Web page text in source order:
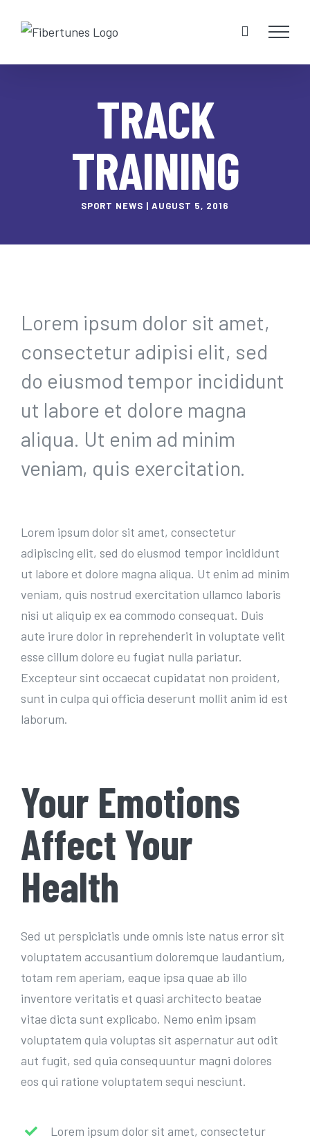
TRACK
TRAINING
SPORT NEWS | AUGUST 5, 2016
Lorem ipsum dolor sit amet,
consectetur adipisi elit, sed
do eiusmod tempor incididunt
ut labore et dolore magna
aliqua. Ut enim ad minim
veniam, quis exercitation.
Lorem ipsum dolor sit amet, consectetur
adipiscing elit, sed do eiusmod tempor incididunt
ut labore et dolore magna aliqua. Ut enim ad minim
veniam, quis nostrud exercitation ullamco laboris
nisi ut aliquip ex ea commodo consequat. Duis
aute irure dolor in reprehenderit in voluptate velit
esse cillum dolore eu fugiat nulla pariatur.
Excepteur sint occaecat cupidatat non proident,
sunt in culpa qui officia deserunt mollit anim id est
laborum.
Your Emotions
Affect Your
Health
Sed ut perspiciatis unde omnis iste natus error sit
voluptatem accusantium doloremque laudantium,
totam rem aperiam, eaque ipsa quae ab illo
inventore veritatis et quasi architecto beatae
vitae dicta sunt explicabo. Nemo enim ipsam
voluptatem quia voluptas sit aspernatur aut odit
aut fugit, sed quia consequuntur magni dolores
eos qui ratione voluptatem sequi nesciunt.
Lorem ipsum dolor sit amet, consectetur